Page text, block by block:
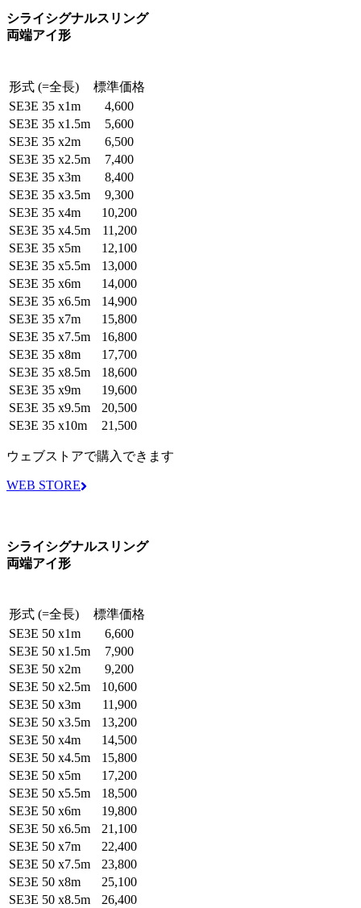
シライシグナルスリング
両端アイ形
形式 (=全長)
標準価格
SE3E 35 x1m
4,600
SE3E 35 x1.5m
5,600
SE3E 35 x2m
6,500
SE3E 35 x2.5m
7,400
SE3E 35 x3m
8,400
SE3E 35 x3.5m
9,300
SE3E 35 x4m
10,200
SE3E 35 x4.5m
11,200
SE3E 35 x5m
12,100
SE3E 35 x5.5m
13,000
SE3E 35 x6m
14,000
SE3E 35 x6.5m
14,900
SE3E 35 x7m
15,800
SE3E 35 x7.5m
16,800
SE3E 35 x8m
17,700
SE3E 35 x8.5m
18,600
SE3E 35 x9m
19,600
SE3E 35 x9.5m
20,500
SE3E 35 x10m
21,500
ウェブストアで購入できます
WEB STORE
シライシグナルスリング
両端アイ形
形式 (=全長)
標準価格
SE3E 50 x1m
6,600
SE3E 50 x1.5m
7,900
SE3E 50 x2m
9,200
SE3E 50 x2.5m
10,600
SE3E 50 x3m
11,900
SE3E 50 x3.5m
13,200
SE3E 50 x4m
14,500
SE3E 50 x4.5m
15,800
SE3E 50 x5m
17,200
SE3E 50 x5.5m
18,500
SE3E 50 x6m
19,800
SE3E 50 x6.5m
21,100
SE3E 50 x7m
22,400
SE3E 50 x7.5m
23,800
SE3E 50 x8m
25,100
SE3E 50 x8.5m
26,400